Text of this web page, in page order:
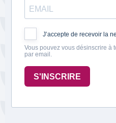
J’accepte de recevoir la
Vous pouvez vous désinscrire à
par email.
S'INSCRIRE